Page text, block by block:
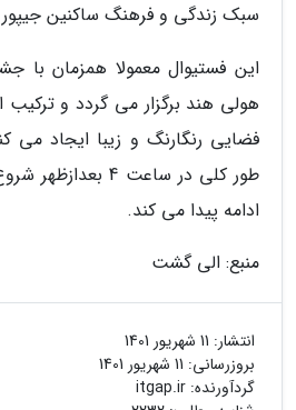
سبک زندگی و فرهنگ ساکنین
این فستیوال معمولا همزمان با
هولی هند برگزار می گردد و
فضایی رنگارنگ و زیبا ایجاد می
ادامه پیدا می کند.
منبع: الی گشت
انتشار: 11 شهریور 1401
بروزرسانی: 11 شهریور 1401
گردآورنده: itgap.ir